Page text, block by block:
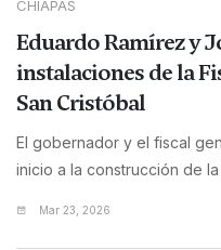
CHIAPAS
Eduardo Ramírez y
instalaciones de la
San Cristóbal
El gobernador y el fiscal
inicio a la construcción de
Mar 23, 2026